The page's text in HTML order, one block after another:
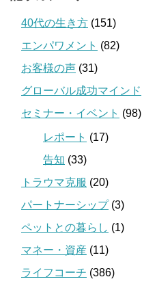
40代の生き方 (151)
エンパワメント (82)
お客様の声 (31)
グローバル成功マインド
セミナー・イベント (98)
レポート (17)
告知 (33)
トラウマ克服 (20)
パートナーシップ (3)
ペットとの暮らし (1)
マネー・資産 (11)
ライフコーチ (386)